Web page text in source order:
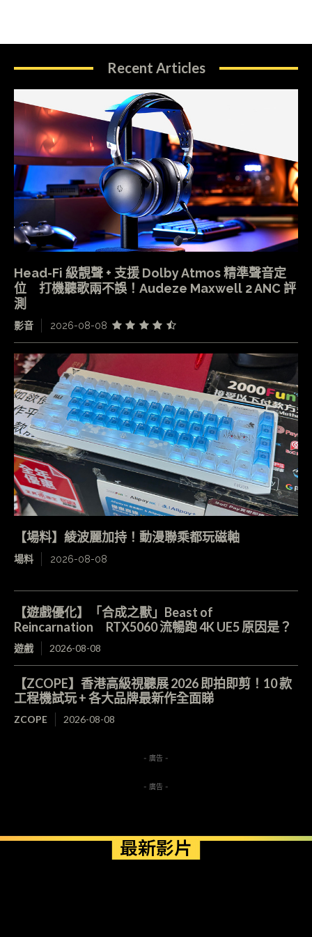
Recent Articles
Head-Fi 級靚聲 + 支援 Dolby Atmos 精準聲音定
位 打機聽歌兩不誤！Audeze Maxwell 2 ANC 評
測
影音 2026-08-08
【場料】綾波麗加持！動漫聯乘都玩磁軸
場料 2026-08-08
【遊戲優化】「合成之獸」Beast of
Reincarnation RTX5060 流暢跑 4K UE5 原因是？
遊戲 2026-08-08
【ZCOPE】香港高級視聽展 2026 即拍即剪！10 款
工程機試玩 + 各大品牌最新作全面睇
ZCOPE 2026-08-08
- 廣告 -
- 廣告 -
最新影片